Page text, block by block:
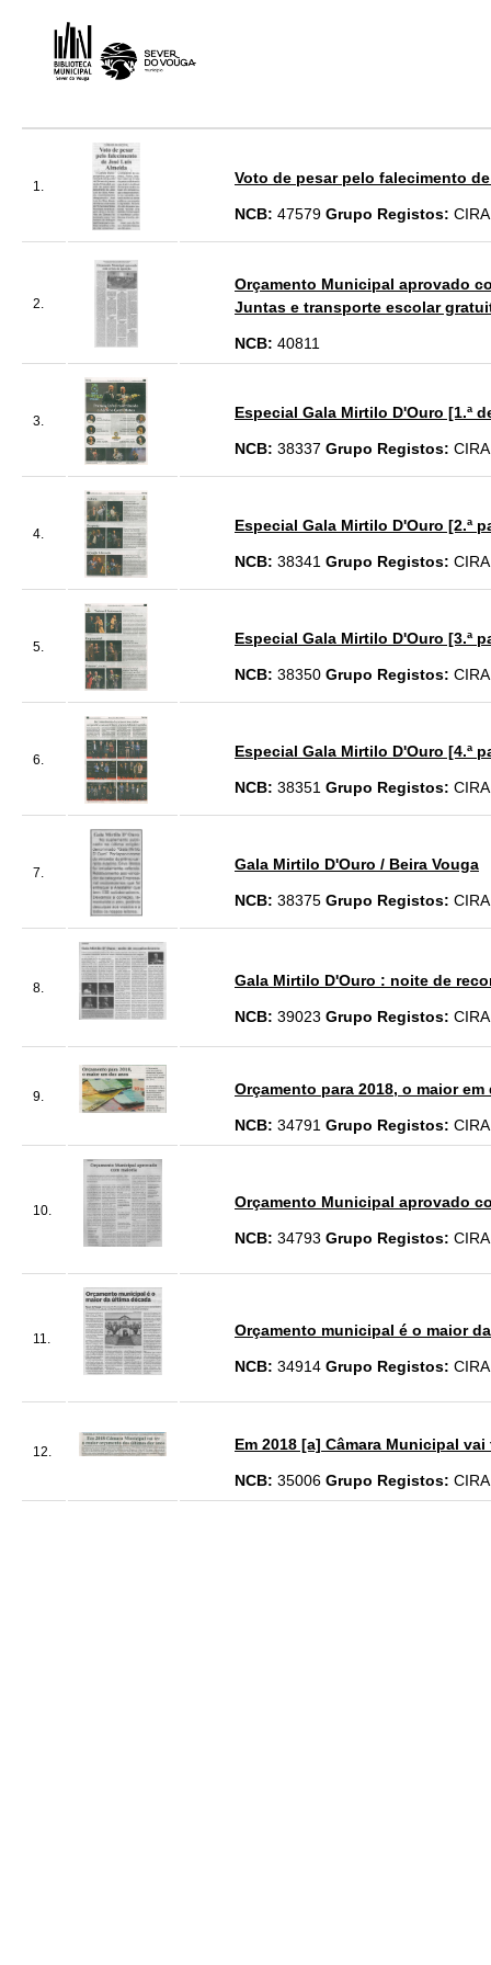
1.
Voto de pesar pelo falecimento
NCB: 47579 Grupo Registos: CIRA
2.
Orçamento Municipal aprovado
Juntas e transporte escolar
NCB: 40811
3.
Especial Gala Mirtilo D'Ouro [1.ª
NCB: 38337 Grupo Registos: CIRA
4.
Especial Gala Mirtilo D'Ouro [2.ª
NCB: 38341 Grupo Registos: CIRA
5.
Especial Gala Mirtilo D'Ouro [3.ª
NCB: 38350 Grupo Registos: CIRA
6.
Especial Gala Mirtilo D'Ouro [4.ª
NCB: 38351 Grupo Registos: CIRA
7.
Gala Mirtilo D'Ouro / Beira Vouga
NCB: 38375 Grupo Registos: CIRA
8. Gala Mirtilo D'Ouro : noite de
NCB: 39023 Grupo Registos: CIRA
9. Orçamento para 2018, o maior
NCB: 34791 Grupo Registos: CIRA
10.
Orçamento Municipal aprovado
NCB: 34793 Grupo Registos: CIRA
11.
Orçamento municipal é o maior
NCB: 34914 Grupo Registos: CIRA
12. Em 2018 [a] Câmara Municipal
NCB: 35006 Grupo Registos: CIRA